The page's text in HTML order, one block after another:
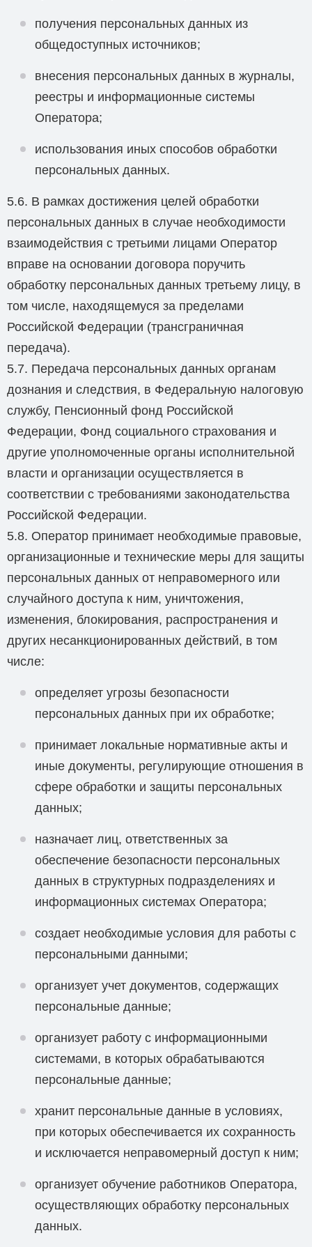
получения персональных данных из
общедоступных источников;
внесения персональных данных в журналы,
реестры и информационные системы
Оператора;
использования иных способов обработки
персональных данных.
5.6. В рамках достижения целей обработки
персональных данных в случае необходимости
взаимодействия с третьими лицами Оператор
вправе на основании договора поручить
обработку персональных данных третьему лицу, в
том числе, находящемуся за пределами
Российской Федерации (трансграничная
передача).
5.7. Передача персональных данных органам
дознания и следствия, в Федеральную налоговую
службу, Пенсионный фонд Российской
Федерации, Фонд социального страхования и
другие уполномоченные органы исполнительной
власти и организации осуществляется в
соответствии с требованиями законодательства
Российской Федерации.
5.8. Оператор принимает необходимые правовые,
организационные и технические меры для защиты
персональных данных от неправомерного или
случайного доступа к ним, уничтожения,
изменения, блокирования, распространения и
других несанкционированных действий, в том
числе:
определяет угрозы безопасности
персональных данных при их обработке;
принимает локальные нормативные акты и
иные документы, регулирующие отношения в
сфере обработки и защиты персональных
данных;
назначает лиц, ответственных за
обеспечение безопасности персональных
данных в структурных подразделениях и
информационных системах Оператора;
создает необходимые условия для работы с
персональными данными;
организует учет документов, содержащих
персональные данные;
организует работу с информационными
системами, в которых обрабатываются
персональные данные;
хранит персональные данные в условиях,
при которых обеспечивается их сохранность
и исключается неправомерный доступ к ним;
организует обучение работников Оператора,
осуществляющих обработку персональных
данных.